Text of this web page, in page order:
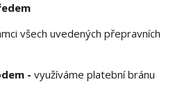
všech uvedených přepravních
- využíváme platební bránu